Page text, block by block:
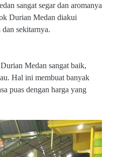
sangat segar dan aromanya
Durian Medan diakui
sekitarnya.
Medan sangat baik,
Hal ini membuat banyak
puas dengan harga yang